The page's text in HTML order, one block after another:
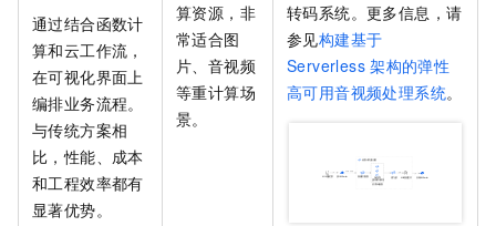
通过结合函数计
算和云工作流 ，
在可视化界面上
编排业务流程。
与传统方案相
比，性能、成本
和工程效率都有
显著优势。
算资源，非
常适合图
片、音视频
等重计算场
景。
转码系统。更多信息，请
参见构建基于
Serverless 架构的弹性
高可用音视频处理系统。